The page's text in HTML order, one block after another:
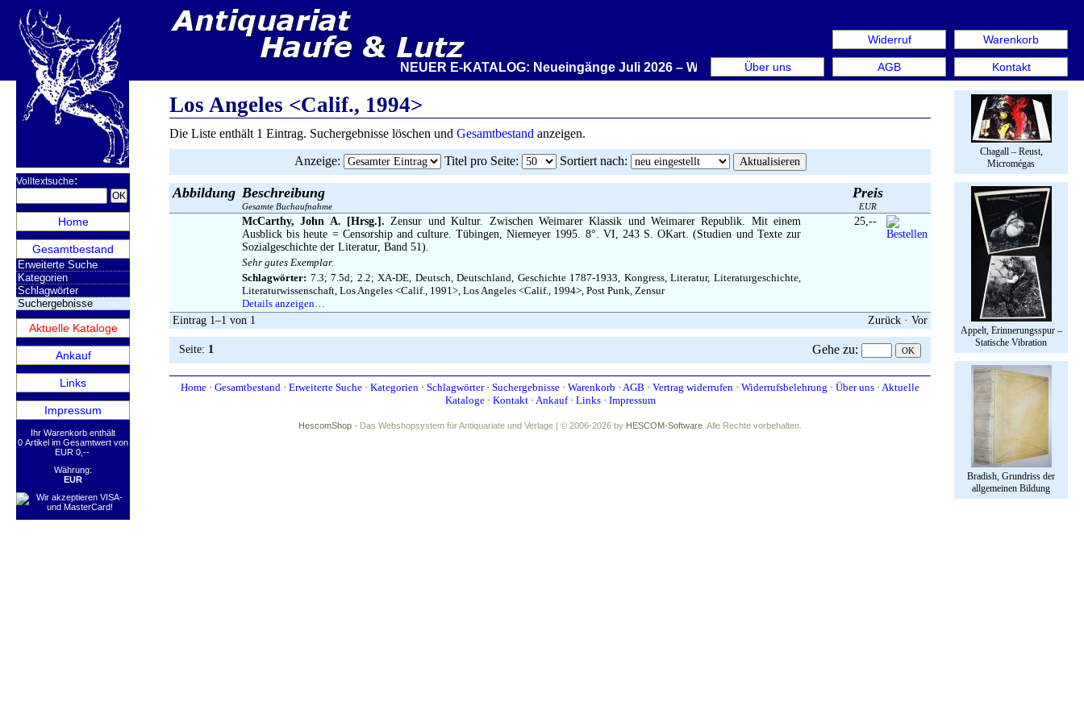
Warenkorb
Kontakt
Widerruf
AGB
Über uns
NEUER E-KATALOG: Neueingänge Juli 2026 – Wir stellen aus: Rare Book Week Berlin. Internationale Messe
Volltextsuche:
Home
Gesamtbestand
Erweiterte Suche
Kategorien
Schlagwörter
Suchergebnisse
Aktuelle Kataloge
Ankauf
Links
Impressum
Ihr Warenkorb enthält
0 Artikel im Gesamtwert von
EUR 0,--
Währung:
EUR
Chagall – Reust,
Micromégas
Appelt, Erinnerungsspur –
Statische Vibration
Bradish, Grundriss der
allgemeinen Bildung
Los Angeles <Calif., 1994>
Die Liste enthält 1 Eintrag. Suchergebnisse löschen und Gesamtbestand anzeigen.
Anzeige: Titel pro Seite: Sortiert nach:
Abbildung Beschreibung
Gesamte Buchaufnahme
Preis
EUR
McCarthy, John A. [Hrsg.]. Zensur und Kultur. Zwischen Weimarer Klassik und Weimarer Republik. Mit einem
Ausblick bis heute = Censorship and culture. Tübingen, Niemeyer 1995. 8°. VI, 243 S. OKart. (Studien und Texte zur
Sozialgeschichte der Literatur, Band 51).
Sehr gutes Exemplar.
Schlagwörter: 7.3; 7.5d; 2.2; XA-DE, Deutsch, Deutschland, Geschichte 1787-1933, Kongress, Literatur, Literaturgeschichte,
Literaturwissenschaft, Los Angeles <Calif., 1991>, Los Angeles <Calif., 1994>, Post Punk, Zensur
Details anzeigen…
25,--
Eintrag 1–1 von 1 Zurück · Vor
Seite: 1 Gehe zu:
Home · Gesamtbestand · Erweiterte Suche · Kategorien · Schlagwörter· Suchergebnisse · Warenkorb · AGB · Vertrag widerrufen · Widerrufsbelehrung · Über uns · Aktuelle
Kataloge· Kontakt· Ankauf· Links· Impressum
HescomShop - Das Webshopsystem für Antiquariate und Verlage | © 2006-2026 by HESCOM-Software . Alle Rechte vorbehalten.